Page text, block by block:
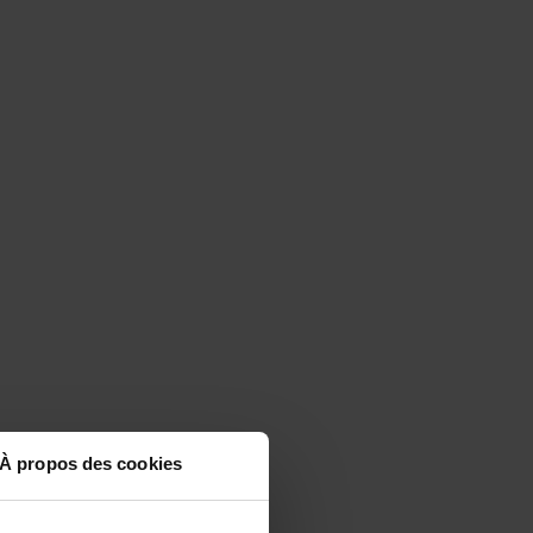
À propos des cookies